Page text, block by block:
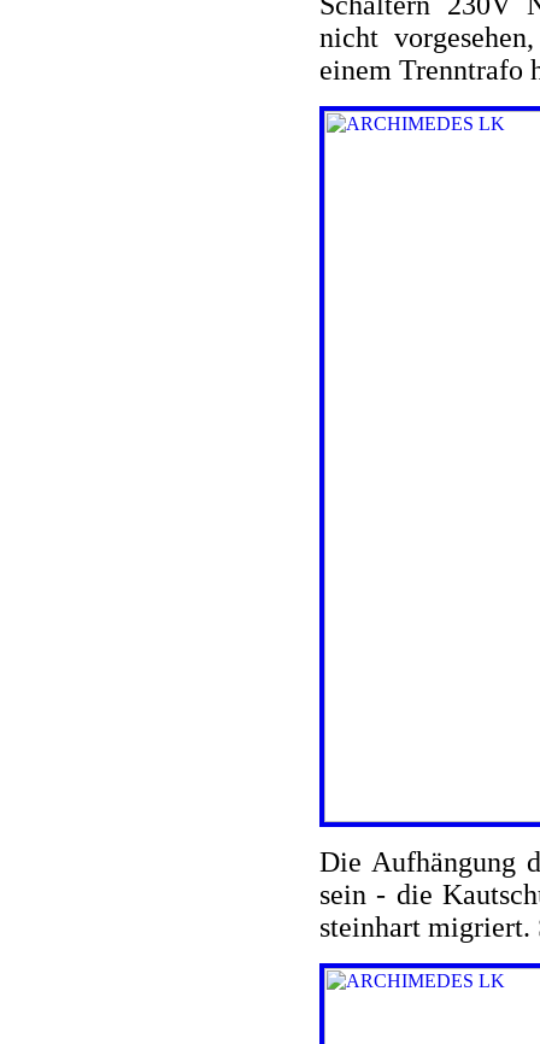
nicht
einem Trenntrafo
Die Aufhängung
sein - die
steinhart migriert.